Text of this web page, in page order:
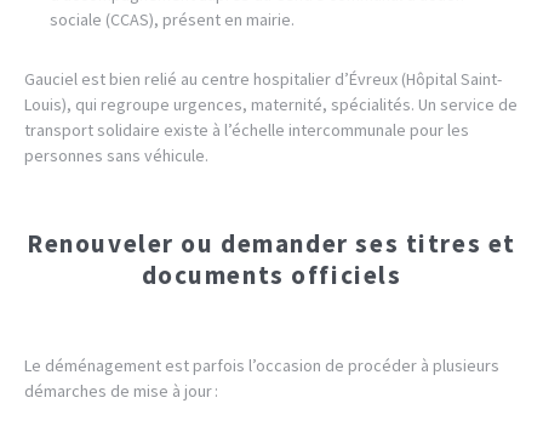
sociale (CCAS), présent en mairie.
Gauciel est bien relié au centre hospitalier d’Évreux (Hôpital Saint-
Louis), qui regroupe urgences, maternité, spécialités. Un service de
transport solidaire existe à l’échelle intercommunale pour les
personnes sans véhicule.
Renouveler ou demander ses titres et
documents officiels
Le déménagement est parfois l’occasion de procéder à plusieurs
démarches de mise à jour :